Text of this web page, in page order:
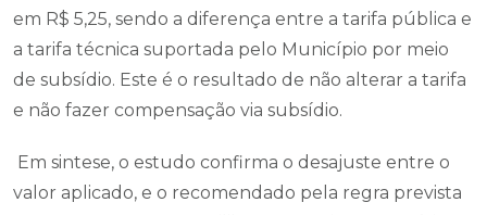
em R$ 5,25, sendo a diferença entre a tarifa pública e
a tarifa técnica suportada pelo Município por meio
de subsídio. Este é o resultado de não alterar a tarifa
e não fazer compensação via subsídio.
Em sintese, o estudo confirma o desajuste entre o
valor aplicado, e o recomendado pela regra prevista